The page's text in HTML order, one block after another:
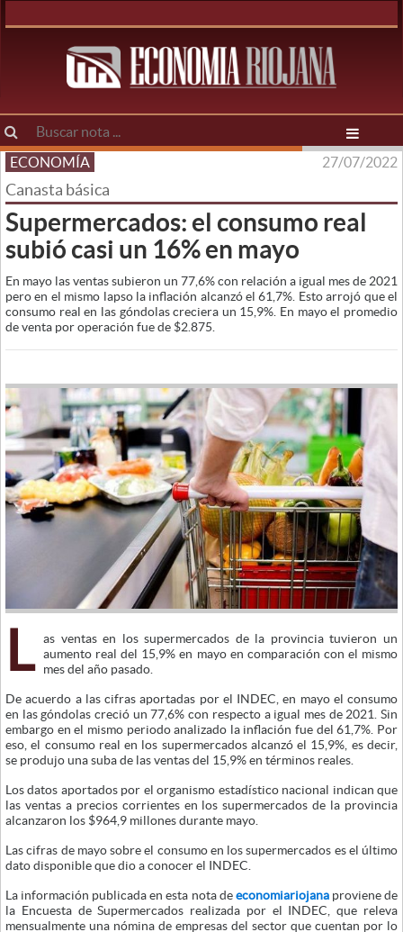
ECONOMÍA 27/07/2022
Canasta básica
Supermercados: el consumo real
subió casi un 16% en mayo
En mayo las ventas subieron un 77,6% con relación a igual mes de 2021
pero en el mismo lapso la inflación alcanzó el 61,7%. Esto arrojó que el
consumo real en las góndolas creciera un 15,9%. En mayo el promedio
de venta por operación fue de $2.875.
L
as ventas en los supermercados de la provincia tuvieron un
aumento real del 15,9% en mayo en comparación con el mismo
mes del año pasado.
De acuerdo a las cifras aportadas por el INDEC, en mayo el consumo
en las góndolas creció un 77,6% con respecto a igual mes de 2021. Sin
embargo en el mismo periodo analizado la inflación fue del 61,7%. Por
eso, el consumo real en los supermercados alcanzó el 15,9%, es decir,
se produjo una suba de las ventas del 15,9% en términos reales.
Los datos aportados por el organismo estadístico nacional indican que
las ventas a precios corrientes en los supermercados de la provincia
alcanzaron los $964,9 millones durante mayo.
Las cifras de mayo sobre el consumo en los supermercados es el último
dato disponible que dio a conocer el INDEC.
La información publicada en esta nota deeconomiariojanaproviene de
la Encuesta de Supermercados realizada por el INDEC, que releva
mensualmente una nómina de empresas del sector que cuentan por lo